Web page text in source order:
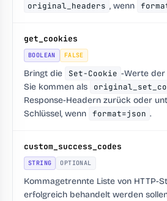
original_headers , wenn
get_cookies
BOOLEAN FALSE
Bringt die Set-Cookie -Werte der
Sie kommen als
Response-Headern zurück oder
Schlüssel, wenn format=json .
custom_success_codes
STRING OPTIONAL
Kommagetrennte Liste von HTTP-
erfolgreich behandelt werden